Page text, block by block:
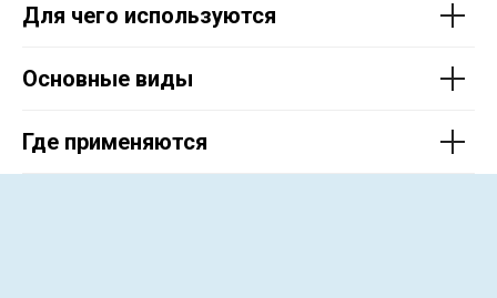
Для чего используются
Основные виды
Где применяются